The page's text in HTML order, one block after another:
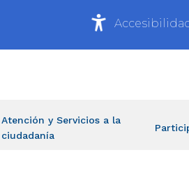
Atención y Servicios a la
ciudadanía